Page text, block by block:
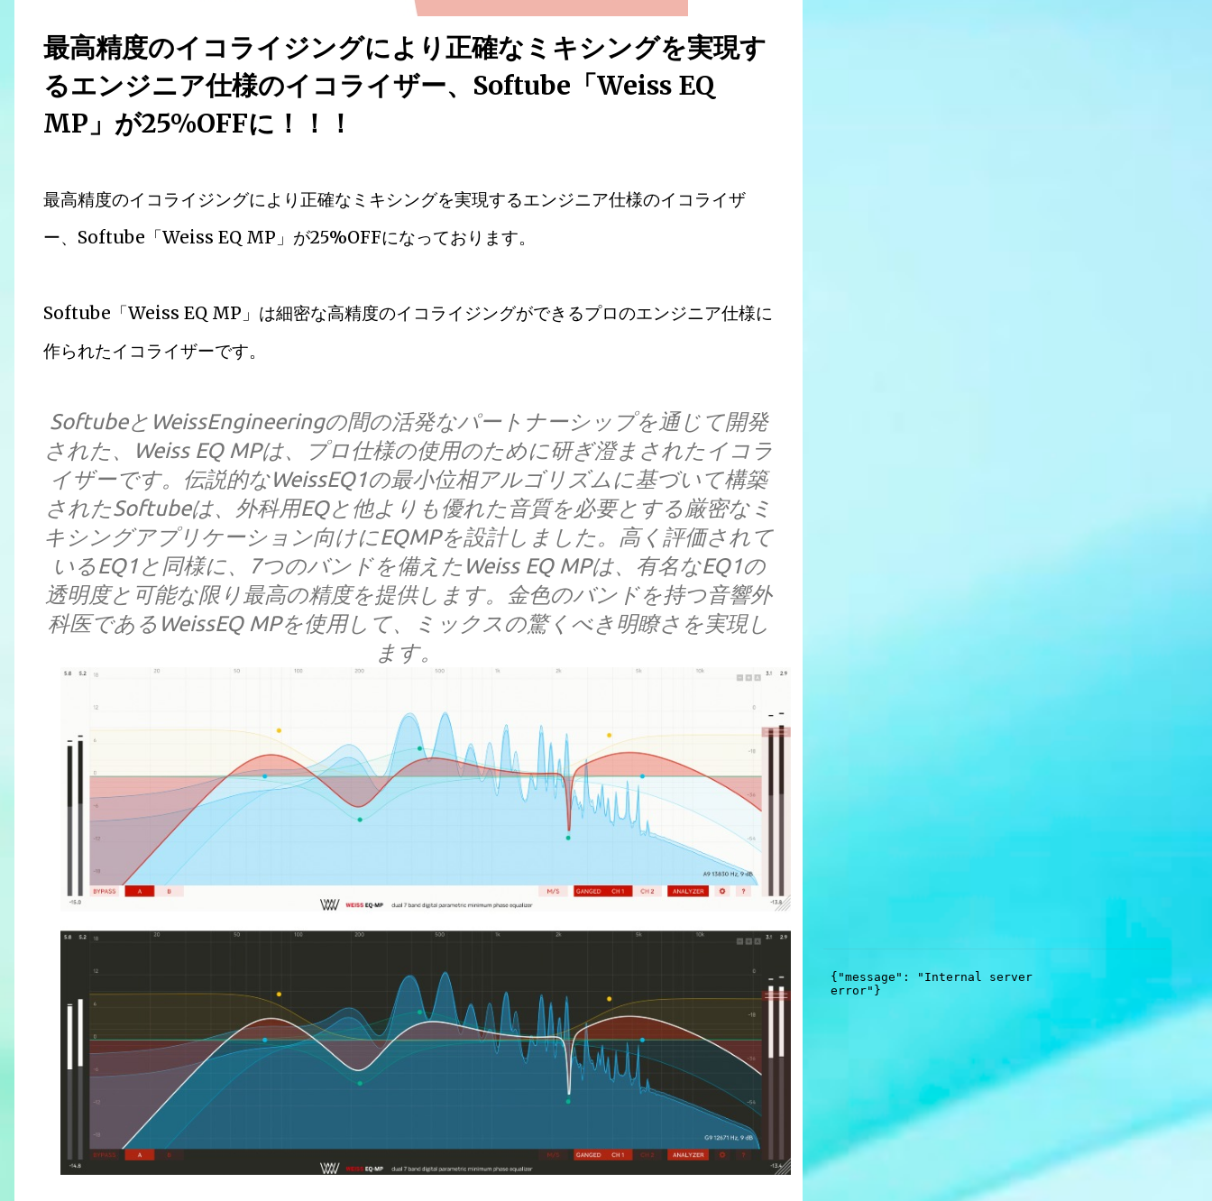
最高精度のイコライジングにより正確なミキシングを実現す
るエンジニア仕様のイコライザー、Softube「Weiss EQ
MP」が25%OFFに！！！
最高精度のイコライジングにより正確なミキシングを実現するエンジニア仕様のイコライザ
ー、Softube「Weiss EQ MP」が25%OFFになっております。
Softube「Weiss EQ MP」は細密な高精度のイコライジングができるプロのエンジニア仕様に
作られたイコライザーです。
SoftubeとWeissEngineeringの間の活発なパートナーシップを通じて開発
された、Weiss EQ MPは、プロ仕様の使用のために研ぎ澄まされたイコラ
イザーです。伝説的なWeissEQ1の最小位相アルゴリズムに基づいて構築
されたSoftubeは、外科用EQと他よりも優れた音質を必要とする厳密なミ
キシングアプリケーション向けにEQMPを設計しました。高く評価されて
いるEQ1と同様に、7つのバンドを備えたWeiss EQ MPは、有名なEQ1の
透明度と可能な限り最高の精度を提供します。金色のバンドを持つ音響外
科医であるWeissEQ MPを使用して、ミックスの驚くべき明瞭さを実現し
ます。